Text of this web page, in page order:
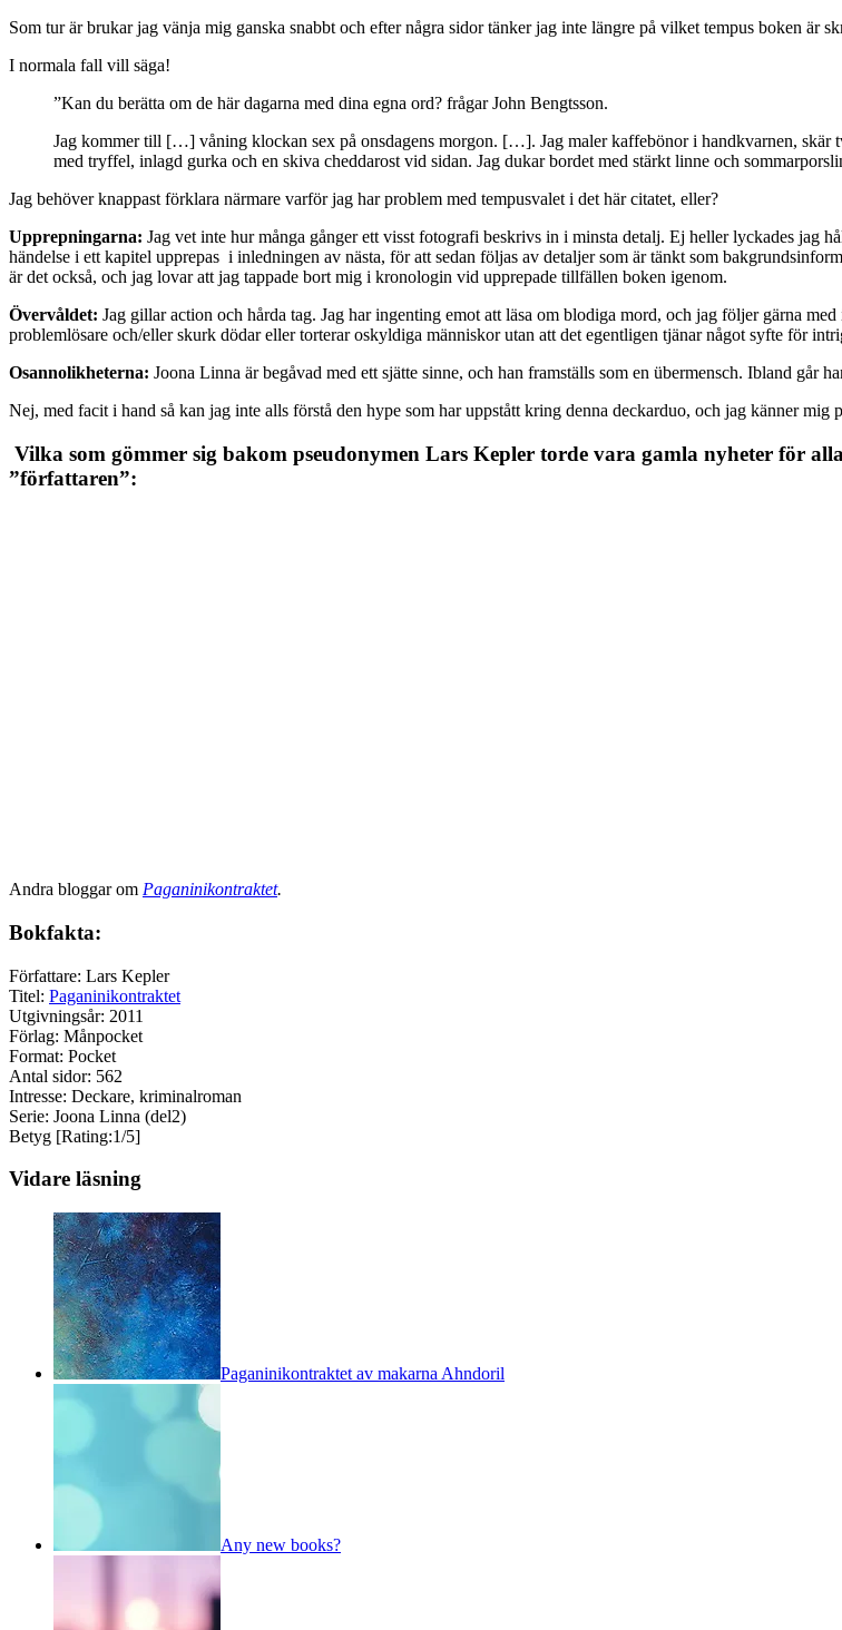
Som tur är brukar jag vänja mig ganska snabbt och efter några sidor tänker jag inte längre på vilket tempus boken är
I normala fall vill säga!
”Kan du berätta om de här dagarna med dina egna ord? frågar John Bengtsson.
Jag kommer till […] våning klockan sex på onsdagens morgon. […]. Jag maler kaffebönor i handkvarnen, skär
med tryffel, inlagd gurka och en skiva cheddarost vid sidan. Jag dukar bordet med stärkt linne och
Jag behöver knappast förklara närmare varför jag har problem med tempusvalet i det här citatet, eller?
Upprepningarna: Jag vet inte hur många gånger ett visst fotografi beskrivs in i minsta detalj. Ej heller lyckades jag
händelse i ett kapitel upprepas i inledningen av nästa, för att sedan följas av detaljer som är tänkt som
är det också, och jag lovar att jag tappade bort mig i kronologin vid upprepade tillfällen boken igenom.
Övervåldet: Jag gillar action och hårda tag. Jag har ingenting emot att läsa om blodiga mord, och jag följer gärna
problemlösare och/eller skurk dödar eller torterar oskyldiga människor utan att det egentligen tjänar något syfte för
Osannolikheterna: Joona Linna är begåvad med ett sjätte sinne, och han framställs som en übermensch. Ibland går
Nej, med facit i hand så kan jag inte alls förstå den hype som har uppstått kring denna deckarduo, och jag känner
Vilka som gömmer sig bakom pseudonymen Lars Kepler torde vara gamla nyheter för
”författaren”:
Andra bloggar om Paganinikontraktet.
Bokfakta:
Författare: Lars Kepler
Titel: Paganinikontraktet
Utgivningsår: 2011
Förlag: Månpocket
Format: Pocket
Antal sidor: 562
Intresse: Deckare, kriminalroman
Serie: Joona Linna (del2)
Betyg [Rating:1/5]
Vidare läsning
Paganinikontraktet av makarna Ahndoril
Any new books?